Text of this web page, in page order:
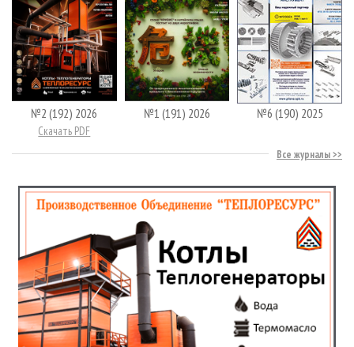
№2 (192) 2026
Скачать PDF
№1 (191) 2026 №6 (190) 2025
Все журналы